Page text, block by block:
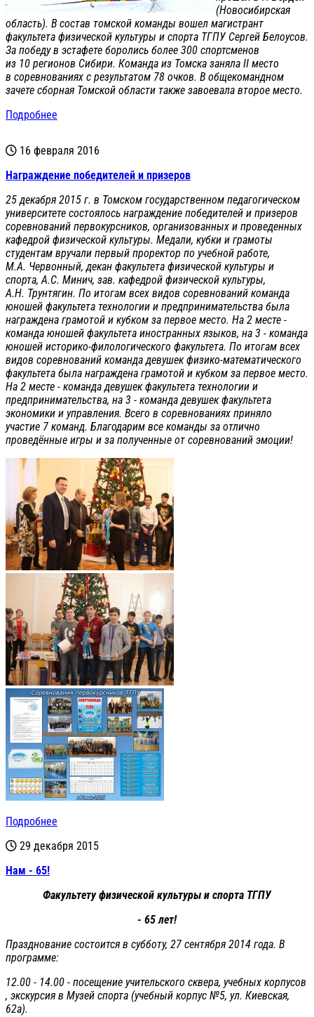
(Новосибирская
область). В состав томской команды вошел магистрант
факультета физической культуры и спорта ТГПУ Сергей Белоусов.
За победу в эстафете боролись более 300 спортсменов
из 10 регионов Сибири. Команда из Томска заняла II место
в соревнованиях с результатом 78 очков. В общекомандном
зачете сборная Томской области также завоевала второе место.
Подробнее
16 февраля 2016
Награждение победителей и призеров
25 декабря 2015 г. в Томском государственном педагогическом
университете состоялось награждение победителей и призеров
соревнований первокурсников, организованных и проведенных
кафедрой физической культуры. Медали, кубки и грамоты
студентам вручали первый проректор по учебной работе,
М.А. Червонный, декан факультета физической культуры и
спорта, А.С. Минич, зав. кафедрой физической культуры,
А.Н. Трунтягин. По итогам всех видов соревнований команда
юношей факультета технологии и предпринимательства была
награждена грамотой и кубком за первое место. На 2 месте -
команда юношей факультета иностранных языков, на 3 - команда
юношей историко-филологического факультета. По итогам всех
видов соревнований команда девушек физико-математического
факультета была награждена грамотой и кубком за первое место.
На 2 месте - команда девушек факультета технологии и
предпринимательства, на 3 - команда девушек факультета
экономики и управления. Всего в соревнованиях приняло
участие 7 команд. Благодарим все команды за отлично
проведённые игры и за полученные от соревнований эмоции!
Подробнее
29 декабря 2015
Нам - 65!
Факультету физической культуры и спорта ТГПУ
- 65 лет!
Празднование состоится в субботу, 27 сентября 2014 года. В
программе:
12.00 - 14.00 - посещение учительского сквера, учебных корпусов
, экскурсия в Музей спорта (учебный корпус №5, ул. Киевская,
62а).